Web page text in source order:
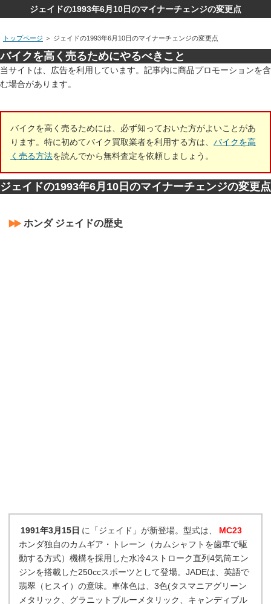
ジェイドの1993年6月10日のマイナーチェンジの変更点
トップページ ＞ ジェイドの1993年6月10日のマイナーチェンジの変更点
バイクを高く売るためにやるべきこと
当サイトは、広告を利用しています。記事内に商品プロモーションを含
む場合があります。
バイクを高く売るためには、必ず知っておいた方がよいことがあ
ります。特に初めてバイク買取業者を利用する方は、 バイクを高
く売る方法を読んでから無料査定を依頼しましょう。
ジェイドの1993年6月10日のマイナーチェンジの変更点
ホンダ ジェイドの歴史
1991年3月15日 に「ジェイド」が新登場。型式は、
MC23
ホンダ独自のカムギア・トレーン（カムシャフトを歯車で駆
動する方式）機構を採用した水冷4ストローク直列4気筒エン
ジンを搭載した250ccスポーツとして登場。JADEは、英語で
翡翠（ヒスイ）の意味。車体色は、3色(タスマニアグリーン
メタリック、グラニットブルーメタリック、キャンディブル